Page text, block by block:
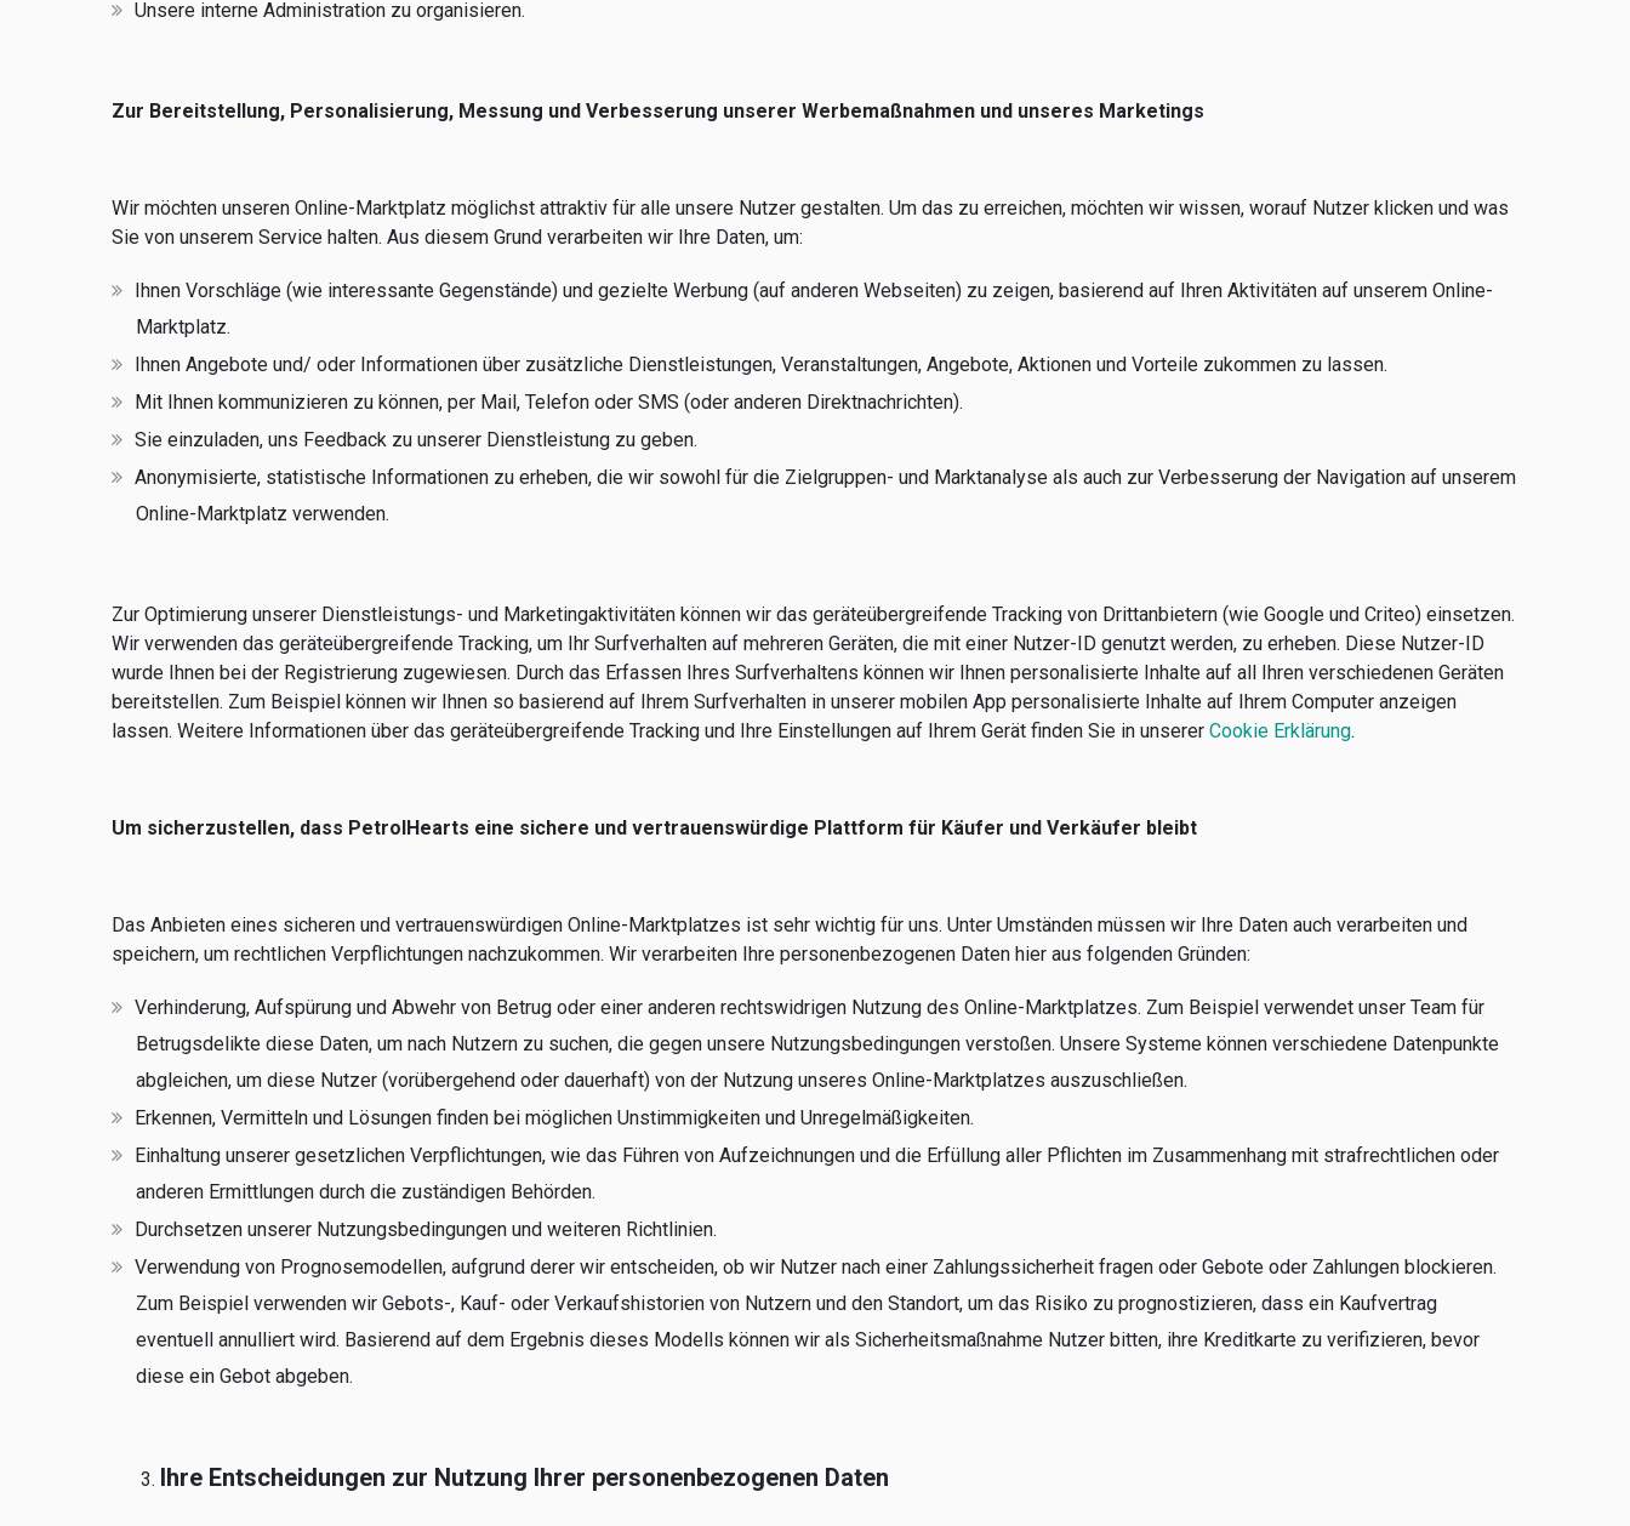
Unsere interne Administration zu organisieren.
Zur Bereitstellung, Personalisierung, Messung und Verbesserung unserer Werbemaßnahmen und unseres Marketings
Wir möchten unseren Online-Marktplatz möglichst attraktiv für alle unsere Nutzer gestalten. Um das zu erreichen, möchten wir wissen, worauf Nutzer klicken und was
Sie von unserem Service halten. Aus diesem Grund verarbeiten wir Ihre Daten, um:
Ihnen Vorschläge (wie interessante Gegenstände) und gezielte Werbung (auf anderen Webseiten) zu zeigen, basierend auf Ihren Aktivitäten auf unserem Online-
Marktplatz.
Ihnen Angebote und/ oder Informationen über zusätzliche Dienstleistungen, Veranstaltungen, Angebote, Aktionen und Vorteile zukommen zu lassen.
Mit Ihnen kommunizieren zu können, per Mail, Telefon oder SMS (oder anderen Direktnachrichten).
Sie einzuladen, uns Feedback zu unserer Dienstleistung zu geben.
Anonymisierte, statistische Informationen zu erheben, die wir sowohl für die Zielgruppen- und Marktanalyse als auch zur Verbesserung der Navigation auf unserem
Online-Marktplatz verwenden.
Zur Optimierung unserer Dienstleistungs- und Marketingaktivitäten können wir das geräteübergreifende Tracking von Drittanbietern (wie Google und Criteo) einsetzen.
Wir verwenden das geräteübergreifende Tracking, um Ihr Surfverhalten auf mehreren Geräten, die mit einer Nutzer-ID genutzt werden, zu erheben. Diese Nutzer-ID
wurde Ihnen bei der Registrierung zugewiesen. Durch das Erfassen Ihres Surfverhaltens können wir Ihnen personalisierte Inhalte auf all Ihren verschiedenen Geräten
bereitstellen. Zum Beispiel können wir Ihnen so basierend auf Ihrem Surfverhalten in unserer mobilen App personalisierte Inhalte auf Ihrem Computer anzeigen
lassen. Weitere Informationen über das geräteübergreifende Tracking und Ihre Einstellungen auf Ihrem Gerät finden Sie in unserer Cookie Erklärung.
Um sicherzustellen, dass PetrolHearts eine sichere und vertrauenswürdige Plattform für Käufer und Verkäufer bleibt
Das Anbieten eines sicheren und vertrauenswürdigen Online-Marktplatzes ist sehr wichtig für uns. Unter Umständen müssen wir Ihre Daten auch verarbeiten und
speichern, um rechtlichen Verpflichtungen nachzukommen. Wir verarbeiten Ihre personenbezogenen Daten hier aus folgenden Gründen:
Verhinderung, Aufspürung und Abwehr von Betrug oder einer anderen rechtswidrigen Nutzung des Online-Marktplatzes. Zum Beispiel verwendet unser Team für
Betrugsdelikte diese Daten, um nach Nutzern zu suchen, die gegen unsere Nutzungsbedingungen verstoßen. Unsere Systeme können verschiedene Datenpunkte
abgleichen, um diese Nutzer (vorübergehend oder dauerhaft) von der Nutzung unseres Online-Marktplatzes auszuschließen.
Erkennen, Vermitteln und Lösungen finden bei möglichen Unstimmigkeiten und Unregelmäßigkeiten.
Einhaltung unserer gesetzlichen Verpflichtungen, wie das Führen von Aufzeichnungen und die Erfüllung aller Pflichten im Zusammenhang mit strafrechtlichen oder
anderen Ermittlungen durch die zuständigen Behörden.
Durchsetzen unserer Nutzungsbedingungen und weiteren Richtlinien.
Verwendung von Prognosemodellen, aufgrund derer wir entscheiden, ob wir Nutzer nach einer Zahlungssicherheit fragen oder Gebote oder Zahlungen blockieren.
Zum Beispiel verwenden wir Gebots-, Kauf- oder Verkaufshistorien von Nutzern und den Standort, um das Risiko zu prognostizieren, dass ein Kaufvertrag
eventuell annulliert wird. Basierend auf dem Ergebnis dieses Modells können wir als Sicherheitsmaßnahme Nutzer bitten, ihre Kreditkarte zu verifizieren, bevor
diese ein Gebot abgeben.
Ihre Entscheidungen zur Nutzung Ihrer personenbezogenen Daten